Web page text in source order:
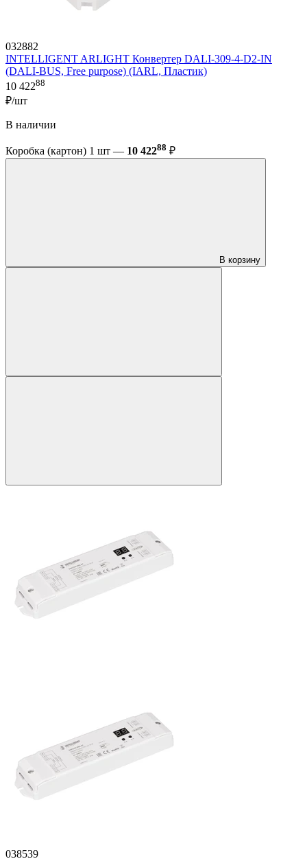
032882
INTELLIGENT ARLIGHT Конвертер DALI-309-4-D2-IN
(DALI-BUS, Free purpose) (IARL, Пластик)
10 42288
₽/шт
В наличии
Коробка (картон) 1 шт — 10 42288 ₽
В корзину
038539